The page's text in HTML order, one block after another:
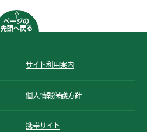
ページの
先頭へ戻る
サイト利用案内
個人情報保護方針
携帯サイト